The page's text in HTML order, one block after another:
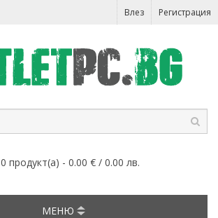
Влез Регистрация
0 продукт(а) - 0.00 € / 0.00 лв.
МЕНЮ